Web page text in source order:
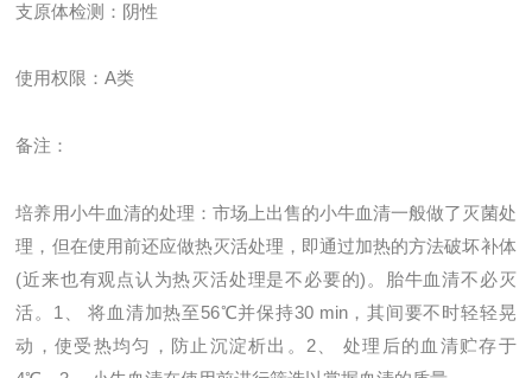
支原体检测：阴性
使用权限：A类
备注：
培养用小牛血清的处理：市场上出售的小牛血清一般做了灭菌处
理，但在使用前还应做热灭活处理，即通过加热的方法破坏补体
(近来也有观点认为热灭活处理是不必要的)。胎牛血清不必灭
活。1、 将血清加热至56℃并保持30 min，其间要不时轻轻晃
动，使受热均匀，防止沉淀析出。2、 处理后的血清贮存于